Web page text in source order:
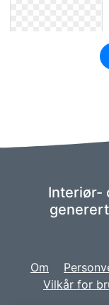
Interiør-
Om
Vilkår for